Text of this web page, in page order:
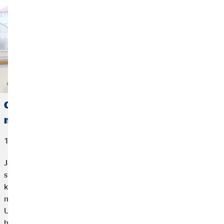
Oblastní ředitel Jakub Sika: Nejdůležitější je
najít svoje proč
18. června 2026
Jakub Sika se k podnikání dostal už na konci třetího ročníku
střední školy. Motivoval ho kamarád z praxe a jeho životní styl,
který byl pro tehdejšího studenta něčím úplně novým. Už tehdy
měl jasno v tom, že nechce žít běžný pracovní život.
U příležitosti jeho povýšení do pozice oblastního ředitele jsme